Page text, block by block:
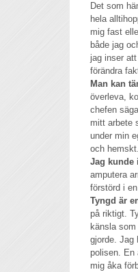
Det som
hela
mig fast
både jag
jag inser
förändra
Man kan
överleva,
chefen
mitt arbete
under min
och hemskt.
Jag kunde
amputera
förstörd i
Tyngd är
på riktigt.
känsla
gjorde. Jag
polisen. En
mig åka